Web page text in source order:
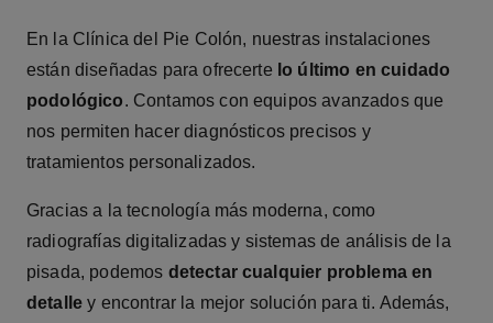
En la Clínica del Pie Colón, nuestras instalaciones
están diseñadas para ofrecerte lo último en cuidado
podológico. Contamos con equipos avanzados que
nos permiten hacer diagnósticos precisos y
tratamientos personalizados.
Gracias a la tecnología más moderna, como
radiografías digitalizadas y sistemas de análisis de la
pisada, podemos detectar cualquier problema en
detalle y encontrar la mejor solución para ti. Además,